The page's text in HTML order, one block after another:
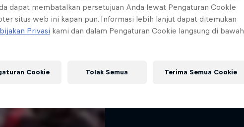
1 Season · 7 episodes
dapat membatalkan persetujuan Anda lewat Pengaturan CookIe
situs web ini kapan pun. Informasi lebih lanjut dapat ditemukan
Privasi kami dan dalam Pengaturan Cookie langsung di bawah
Cookie Tolak Semua Terima Semua Cookie